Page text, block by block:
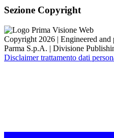
Sezione Copyright
Copyright 2026 | Engineered
Parma S.p.A. | Divisione
Disclaimer trattamento dati